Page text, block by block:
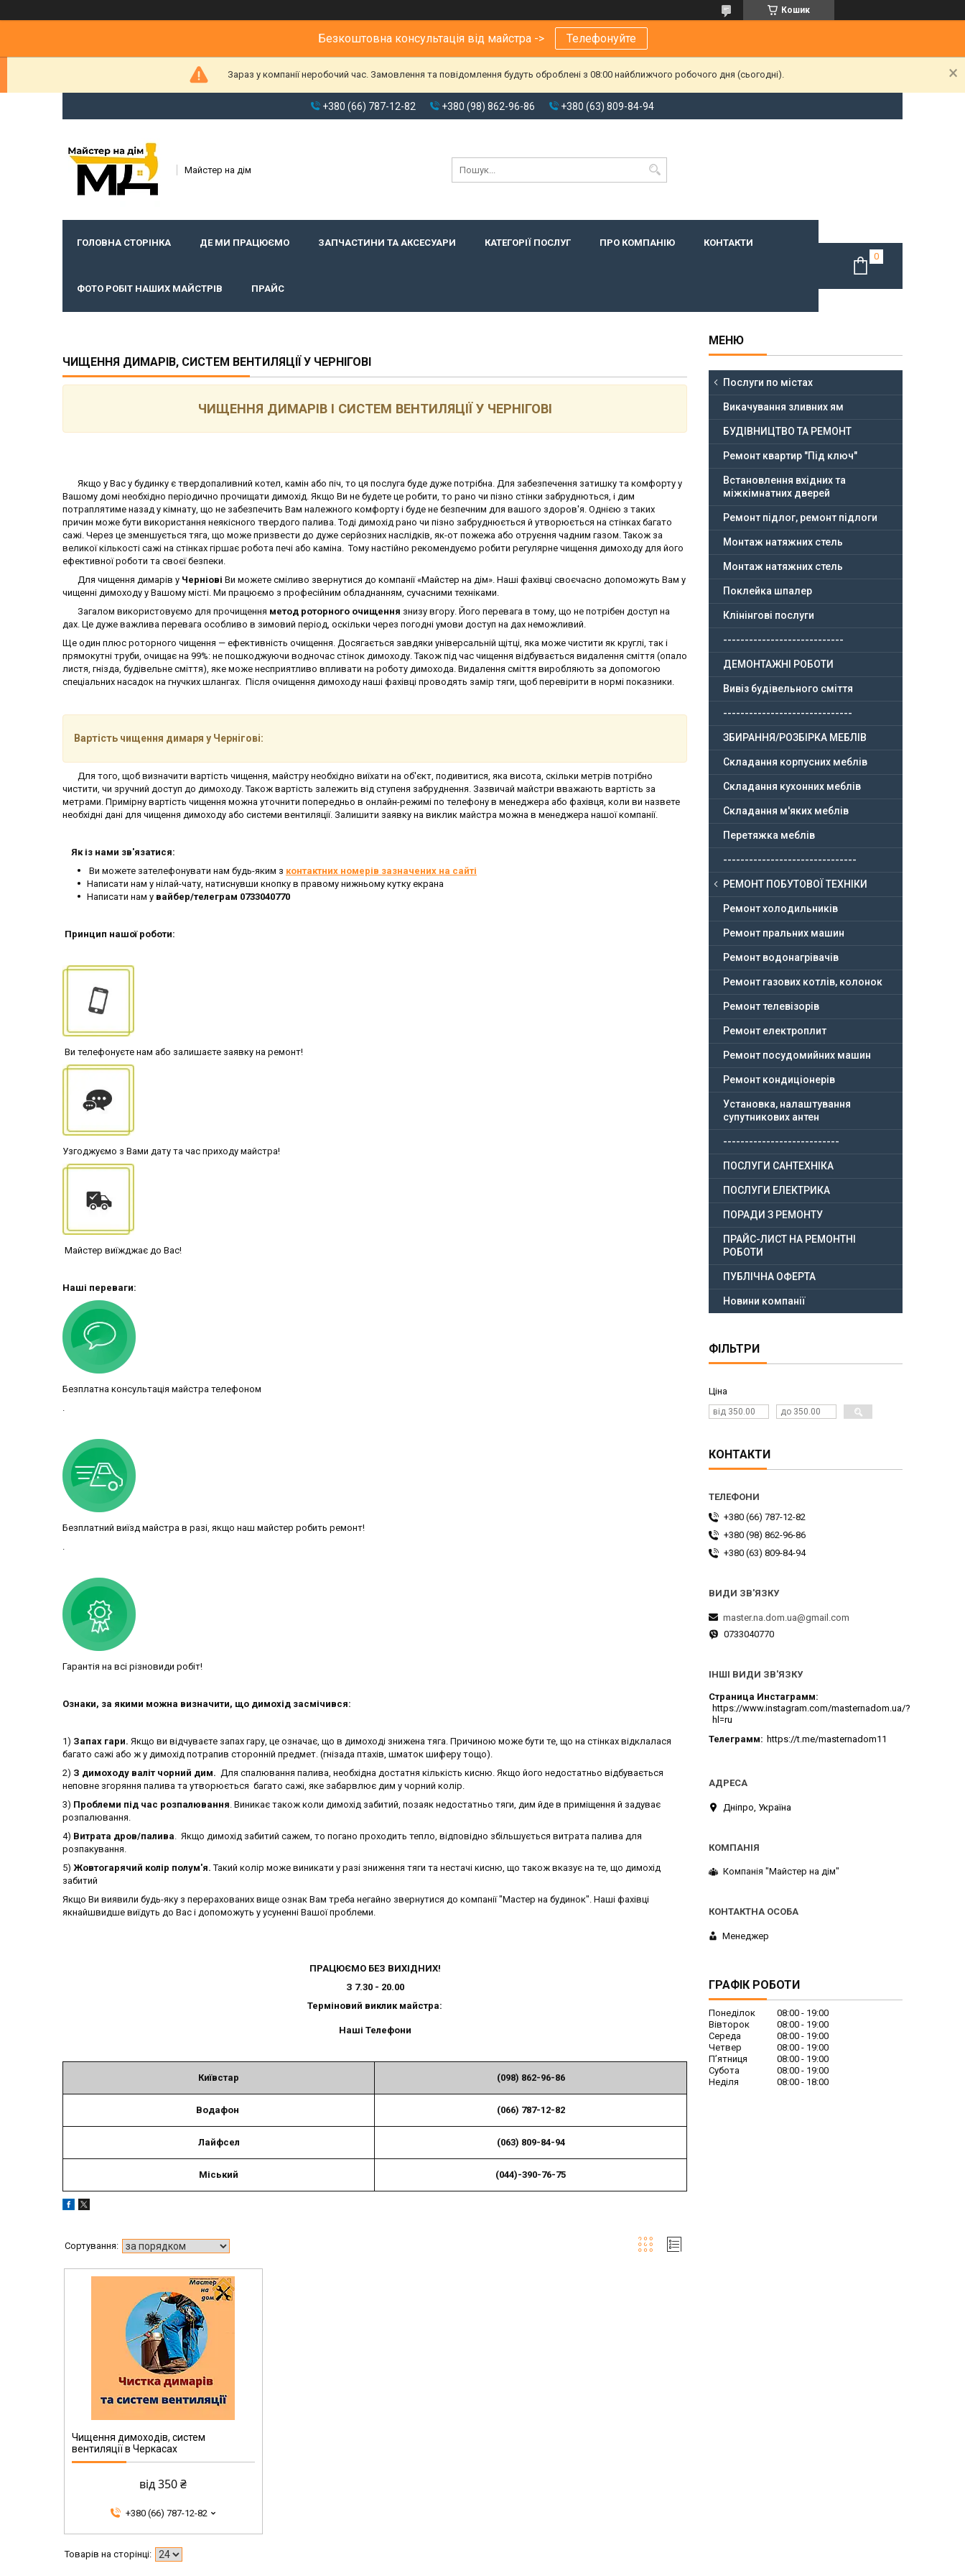
Кошик
Безкоштовна консультація від майстра -> Телефонуйте
Зараз у компанії неробочий час. Замовлення та повідомлення будуть оброблені з 08:00 найближчого робочого дня (сьогодні).
+380 (66) 787-12-82 +380 (98) 862-96-86 +380 (63) 809-84-94
Майстер на дім
ГОЛОВНА СТОРІНКА ДЕ МИ ПРАЦЮЄМО ЗАПЧАСТИНИ ТА АКСЕСУАРИ КАТЕГОРІЇ ПОСЛУГ ПРО КОМПАНІЮ КОНТАКТИ
ФОТО РОБІТ НАШИХ МАЙСТРІВ ПРАЙС
ЧИЩЕННЯ ДИМАРІВ, СИСТЕМ ВЕНТИЛЯЦІЇ У ЧЕРНІГОВІ
ЧИЩЕННЯ ДИМАРІВ І СИСТЕМ ВЕНТИЛЯЦІЇ У ЧЕРНІГОВІ
Якщо у Вас у будинку є твердопаливний котел, камін або піч, то ця послуга буде дуже потрібна. Для забезпечення затишку та комфорту у
Вашому домі необхідно періодично прочищати димохід. Якщо Ви не будете це робити, то рано чи пізно стінки забруднються, і дим
потраплятиме назад у кімнату, що не забезпечить Вам належного комфорту і буде не безпечним для вашого здоров'я. Однією з таких
причин може бути використання неякісного твердого палива. Тоді димохід рано чи пізно забруднюється й утворюється на стінках багато
сажі. Через це зменшується тяга, що може призвести до дуже серйозних наслідків, як-от пожежа або отруєння чадним газом. Також за
великої кількості сажі на стінках гіршає робота печі або каміна. Тому настійно рекомендуємо робити регулярне чищення димоходу для його
ефективної роботи та своєї безпеки.
Для чищення димарів у Черніові Ви можете сміливо звернутися до компанії «Майстер на дім». Наші фахівці своєчасно допоможуть Вам у
чищенні димоходу у Вашому місті. Ми працюємо з професійним обладнанням, сучасними техніками.
Загалом використовуємо для прочищення метод роторного очищення знизу вгору. Його перевага в тому, що не потрібен доступ на
дах. Це дуже важлива перевага особливо в зимовий період, оскільки через погодні умови доступ на дах неможливий.
Ще один плюс роторного чищення — ефективність очищення. Досягається завдяки універсальній щітці, яка може чистити як круглі, так і
прямокутні труби, очищає на 99%: не пошкоджуючи водночас стінок димоходу. Також під час чищення відбувається видалення сміття (опало
листя, гнізда, будівельне сміття), яке може несприятливо впливати на роботу димохода. Видалення сміття виробляють за допомогою
спеціальних насадок на гнучких шлангах. Після очищення димоходу наші фахівці проводять замір тяги, щоб перевірити в нормі показники.
Вартість чищення димаря у Чернігові:
Для того, щоб визначити вартість чищення, майстру необхідно виїхати на об'єкт, подивитися, яка висота, скільки метрів потрібно
чистити, чи зручний доступ до димоходу. Також вартість залежить від ступеня забруднення. Зазвичай майстри вважають вартість за
метрами. Примірну вартість чищення можна уточнити попередньо в онлайн-режимі по телефону в менеджера або фахівця, коли ви назвете
необхідні дані для чищення димоходу або системи вентиляції. Залишити заявку на виклик майстра можна в менеджера нашої компанії.
Як із нами зв'язатися:
Ви можете зателефонувати нам будь-яким з контактних номерів зазначених на сайті
Написати нам у нілай-чату, натиснувши кнопку в правому нижньому кутку екрана
Написати нам у вайбер/телеграм 0733040770
Принцип нашої роботи:
Ви телефонуєте нам або залишаєте заявку на ремонт!
Узгоджуємо з Вами дату та час приходу майстра!
Майстер виїжджає до Вас!
Наші переваги:
Безплатна консультація майстра телефоном
Безплатний виїзд майстра в разі, якщо наш майстер робить ремонт!
Гарантія на всі різновиди робіт!
Ознаки, за якими можна визначити, що димохід засмічився:
1) Запах гари. Якщо ви відчуваєте запах гару, це означає, що в димоході знижена тяга. Причиною може бути те, що на стінках відклалася
багато сажі або ж у димохід потрапив сторонній предмет. (гнізада птахів, шматок шиферу тощо).
2) З димоходу валіт чорний дим. Для спалювання палива, необхідна достатня кількість кисню. Якщо його недостатньо відбувається
неповне згоряння палива та утворюється багато сажі, яке забарвлює дим у чорний колір.
3) Проблеми під час розпалювання . Виникає також коли димохід забитий, позаяк недостатньо тяги, дим йде в приміщення й задуває
розпалювання.
4) Витрата дров/палива . Якщо димохід забитий сажем, то погано проходить тепло, відповідно збільшується витрата палива для
розпакування.
5) Жовтогарячий колір полум'я. Такий колір може виникати у разі зниження тяги та нестачі кисню, що також вказує на те, що димохід
забитий
Якщо Ви виявили будь-яку з перерахованих вище ознак Вам треба негайно звернутися до компанії "Мастер на будинок". Наші фахівці
якнайшвидше виїдуть до Вас і допоможуть у усуненні Вашої проблеми.
ПРАЦЮЄМО БЕЗ ВИХІДНИХ!
З 7.30 - 20.00
Терміновий виклик майстра:
Наші Телефони
Київстар (098) 862-96-86
Водафон (066) 787-12-82
Лайфсел (063) 809-84-94
Міський (044)-390-76-75
Чищення димоходів, систем
вентиляції в Черкасах
від 350 ₴
+380 (66) 787-12-82
Послуги по містах
Викачування зливних ям
БУДІВНИЦТВО ТА РЕМОНТ
Ремонт квартир "Під ключ"
Встановлення вхідних та
міжкімнатних дверей
Ремонт підлог, ремонт підлоги
Монтаж натяжних стель
Монтаж натяжних стель
Поклейка шпалер
Клінінгові послуги
----------------------------
ДЕМОНТАЖНІ РОБОТИ
Вивіз будівельного сміття
------------------------------
ЗБИРАННЯ/РОЗБІРКА МЕБЛІВ
Складання корпусних меблів
Складання кухонних меблів
Складання м'яких меблів
Перетяжка меблів
-------------------------------
РЕМОНТ ПОБУТОВОЇ ТЕХНІКИ
Ремонт холодильників
Ремонт пральних машин
Ремонт водонагрівачів
Ремонт газових котлів, колонок
Ремонт телевізорів
Ремонт електроплит
Ремонт посудомийних машин
Ремонт кондиціонерів
Установка, налаштування
супутникових антен
---------------------------
ПОСЛУГИ САНТЕХНІКА
ПОСЛУГИ ЕЛЕКТРИКА
ПОРАДИ З РЕМОНТУ
ПРАЙС-ЛИСТ НА РЕМОНТНІ
РОБОТИ
ПУБЛІЧНА ОФЕРТА
Новини компанії
ФІЛЬТРИ
Ціна
КОНТАКТИ
+380 (66) 787-12-82
+380 (98) 862-96-86
+380 (63) 809-84-94
master.na.dom.ua@gmail.com
0733040770
ІНШІ ВИДИ ЗВ'ЯЗКУ
Страница Инстаграмм
https://www.instagram.com/masternadom.ua/?
hl=ru
Телеграмм
https://t.me/masternadom11
Дніпро, Україна
Компанія "Майстер на дім"
Менеджер
ГРАФІК РОБОТИ
Понеділок 08:00
19:00
Вівторок
08:00
19:00
Середа
08:00
19:00
Четвер
08:00
19:00
Пʼятниця
08:00
19:00
Субота
08:00
19:00
Неділя
08:00 18:00